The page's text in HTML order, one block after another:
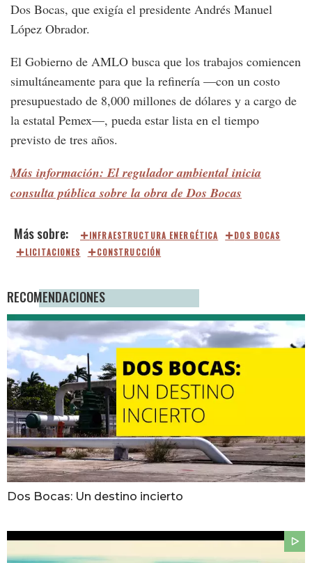
Dos Bocas, que exigía el presidente Andrés Manuel
López Obrador.
El Gobierno de AMLO busca que los trabajos comiencen
simultáneamente para que la refinería —con un costo
presupuestado de 8,000 millones de dólares y a cargo de
la estatal Pemex—, pueda estar lista en el tiempo
previsto de tres años.
Más información: El regulador ambiental inicia
consulta pública sobre la obra de Dos Bocas
INFRAESTRUCTURA ENERGÉTICA
DOS BOCAS
LICITACIONES
CONSTRUCCIÓN
RECOMENDACIONES
Dos Bocas: Un destino incierto